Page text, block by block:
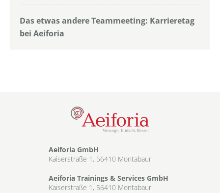
Das etwas andere Teammeeting: Karrieretag
bei Aeiforia
Aeiforia GmbH
Kaiserstraße 1, 56410 Montabaur
Aeiforia Trainings & Services GmbH
Kaiserstraße 1, 56410 Montabaur